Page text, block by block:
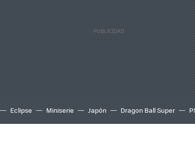
Eclipse Miniserie Japón Dragon Ball Super